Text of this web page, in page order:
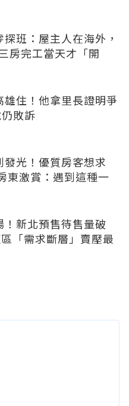
班：屋主人在海外，
房完工當天才「開
雄住！他拿里長證明爭
敗訴
發光！優質房客想求
東激賞：遇到這種一
！新北預售待售量破
「需求斷層」賣壓最